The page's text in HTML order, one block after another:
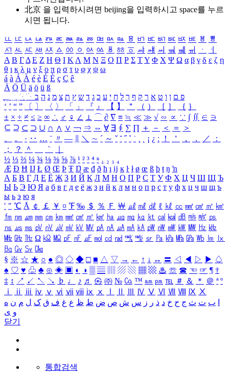
北京 을 입력하시려면 beijing을 입력하시고 space를 누르
시면 됩니다.
ㅥ ㅦ ㅧ ㅨ ㅩ ㅪ ㅫ ㅬ ㅭ ㅮ ㅯ ㅰ ㅱ ㅲ ㅳ ㅴ ㅵ ㅶ ㅷ ㅸ
ㅹ
ㅺ ㅻ ㅼ ㅽ ㅾ ㅿ ㆀ ㆁ ㆂ ㆃ ㆄ ㆅ ㆆ ㆇ ㆈ ㆉ ㆊ ㆋ ㆌ ㆍ
ㆎ
Α Β ΓΔ Ε Ζ Η Θ Ι ΚΛ Μ Ν Ξ Ο Π Ρ Σ ΤΥ Φ Χ Ψ Ω α β γ δ ε ζ η
θ ι κ λ μ ν ξ ο π ρ σ τ υ φ χ ψ ω
á à Á À é è É È ç Ç ê
Ä Ö Ü ä ö ü ß
ִֶֹ ֻּ ׁׂ פ ם ן ו ט א ר ק ף ך ל ח י ע כ ג ד ש ץ ת צ מ נ ה ב
‘ ’ “ ” 〔 〕 〈 〉 「 」 『 』 【 】 ＂ （ ） ［ ］ ｛ ｝
± × ÷ ≠ ≤ ≥ ∞ ∴ ♂ ♀ ∠ ⊥ ⌒ ∂ ∇ ≡ ≒ ≪ ≫ √ ∽ ∝ ∵ ∫ ∬ ∈ ∋
⊆ ⊇ ⊂ ⊃ ∪ ∩ ∧ ∨ ￢ ⇒ ⇔ ∀ ∃ ∮ ∑ ∏ ＋ － ＜ ＝
＞
、
。 · ‥ … ¨ 〃 ― ＼ ∼ ´ ～ ˇ ˘ ˝ ˚ ˙ ¸ ¡ ¿ ː ！ ＇ ， ． ／
：
；
？ ＾ ｀
½ ⅓ ⅔ ¼ ¾ ⅛ ⅜ ⅝ ⅞ ¹ ² ³ ⁴ ⁿ ₁ ₂ ₃ ₄
Æ Ð Ħ Ĳ Ł Ø Œ Þ Ŧ Ŋ æ đ ð ħ ı ĳ ĸ ŀ ł ø œ ß þ ŧ ŋ ŉ
А Б В Г Д Е Ё Ж З И Й К Л М Н О П Р С Т У Ф Х Ц Ч Ш Щ Ъ
Ы Ь Э Ю Я а б в г д е ё ж з и й к л м н о п р с т у ф х ц ч ш щ ъ
ы ь э ю я
′ ″ ℃ Å ￠ ￡ ￥ ¤ ℉ ‰ ＄ ％ Ｆ ￦ ㎕ ㎖ ㎗ ℓ ㎘ ㏄ ㎣ ㎤ ㎥ ㎦
㎙ ㎚ ㎛ ㎜ ㎝ ㎞ ㎟ ㎠ ㎡ ㎢ ㏊ ㎍ ㎎ ㎏ ㏏ ㎈ ㎉ ㏈ ㎧ ㎨ ㎰
㎱ ㎲ ㎳ ㎴ ㎵ ㎶ ㎷ ㎸ ㎹ ㎀ ㎁ ㎂ ㎃ ㎄ ㎺ ㎻ ㎽ ㎾ ㎿ ㎐ ㎑
㎒ ㎓ ㎔ Ω ㏀ ㏁ ㎊ ㎋ ㎌ ㏖ ㏅ ㎭ ㎮ ㎯ ㏛ ㎩ ㎪ ㎫ ㎬ ㏝ ㏐
㏓
㏃ ㏉ ㏜ ㏆
§ ※ ☆ ★ ○ ● ◎ ◇ ◆ □ ■ △ ▽ → ← ↑ ↓ ↔ 〓 ◁ ◀ ▷ ▶ ♤
♠ ♡ ♥ ♧ ♣ ⊙ ◈ ▣ ◐ ◑ ▒ ▤ ▨ ▧ ▦ ▩ ♨ ☏ ☎ ☜ ☞ ¶ †
‡ ↕ ↗ ↙ ↖ ↘ ♭ ♩ ♪ ♬ ㉿ ㈜ № ㏇ ™ ㏂ ㏘ ℡ ＃ ＆ ＊ ＠ ª º
ⅰ
ⅱ ⅲ ⅳ ⅴ ⅵ ⅶ ⅷ ⅸ ⅹ Ⅳ Ⅴ Ⅵ Ⅶ Ⅷ Ⅸ Ⅹ
ب ت ث ج ح خ د ذ ر ز س ش ص ض ط ظ ع غ ف ق ک ل م ن ه
و ی
닫기
통합검색